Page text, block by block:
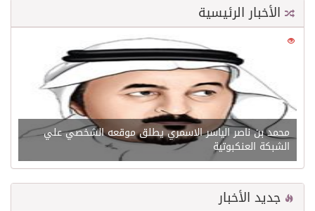
الأخبار الرئيسية
21609
محمد بن ناصر الياسر الاسمري يطلق موقعه الشخصي علي
الشبكة العنكبوتية
جديد الأخبار